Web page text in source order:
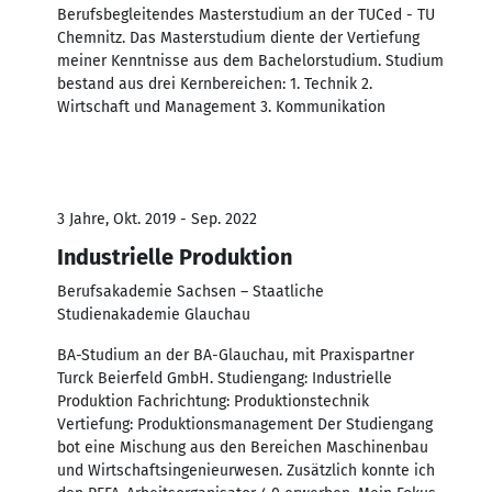
Berufsbegleitendes Masterstudium an der TUCed - TU
Chemnitz. Das Masterstudium diente der Vertiefung
meiner Kenntnisse aus dem Bachelorstudium. Studium
bestand aus drei Kernbereichen: 1. Technik 2.
Wirtschaft und Management 3. Kommunikation
3 Jahre, Okt. 2019 - Sep. 2022
Industrielle Produktion
Berufsakademie Sachsen – Staatliche
Studienakademie Glauchau
BA-Studium an der BA-Glauchau, mit Praxispartner
Turck Beierfeld GmbH. Studiengang: Industrielle
Produktion Fachrichtung: Produktionstechnik
Vertiefung: Produktionsmanagement Der Studiengang
bot eine Mischung aus den Bereichen Maschinenbau
und Wirtschaftsingenieurwesen. Zusätzlich konnte ich